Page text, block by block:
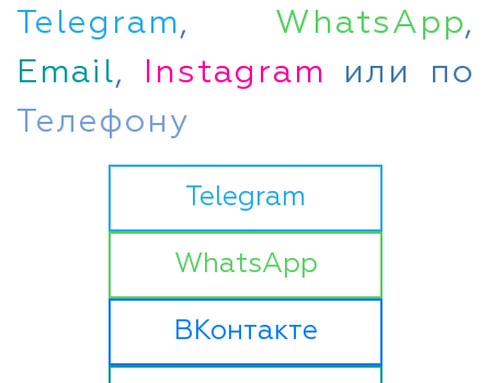
Telegram, WhatsApp,
Email, Instagram или по
Телефону
Telegram
WhatsApp
ВКонтакте